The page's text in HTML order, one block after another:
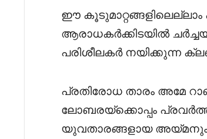
ഈ
ആരാധകർക്കിടയിൽ
പരിശീലകർ നയിക്കുന്ന
പ്രതിരോധ താരം അമേ
ലോബരയ്ക്കൊപ്പം
യുവതാരങ്ങളായ